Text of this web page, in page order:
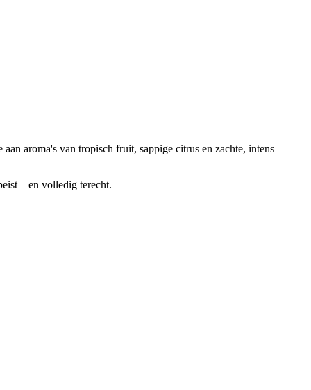
aroma's van tropisch fruit, sappige citrus en zachte, intens
– en volledig terecht.